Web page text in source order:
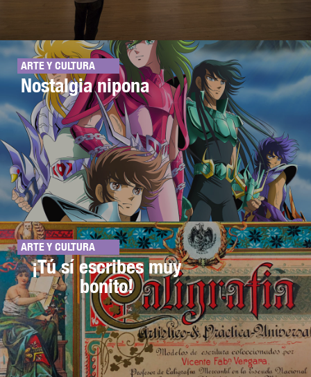
ARTE Y CULTURA
Nostalgia nipona
ARTE Y CULTURA
¡Tú sí escribes muy
bonito!